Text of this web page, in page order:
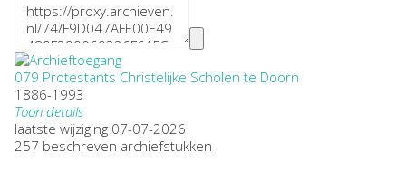
079 Protestants Christelijke Scholen te Doorn
1886-1993
Toon details
Datering:
1886-1993
laatste wijziging 07-07-2026
257 beschreven archiefstukken